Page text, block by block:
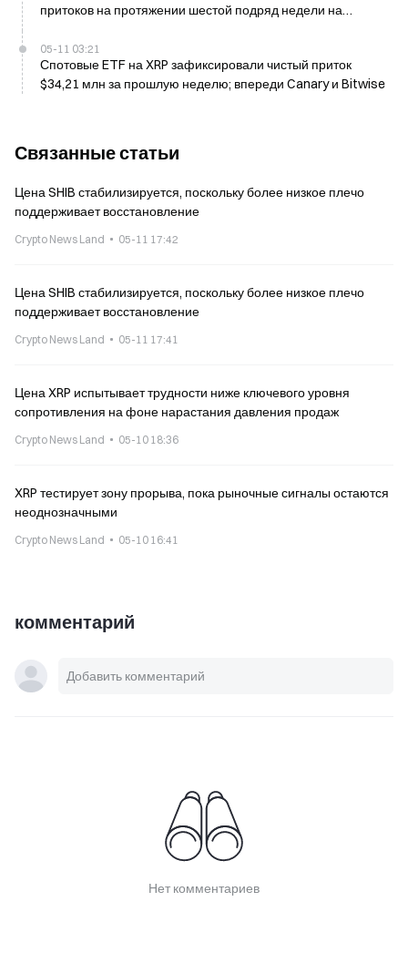
притоков на протяжении шестой подряд недели на
Clarity Act
05-11 03:21
Спотовые ETF на XRP зафиксировали чистый приток
$34,21 млн за прошлую неделю; впереди Canary и Bitwise
Связанные статьи
Цена SHIB стабилизируется, поскольку более низкое плечо
поддерживает восстановление
Crypto News Land 05-11 17:42
Цена SHIB стабилизируется, поскольку более низкое плечо
поддерживает восстановление
Crypto News Land 05-11 17:41
Цена XRP испытывает трудности ниже ключевого уровня
сопротивления на фоне нарастания давления продаж
Crypto News Land 05-10 18:36
XRP тестирует зону прорыва, пока рыночные сигналы остаются
неоднозначными
Crypto News Land 05-10 16:41
комментарий
Нет комментариев